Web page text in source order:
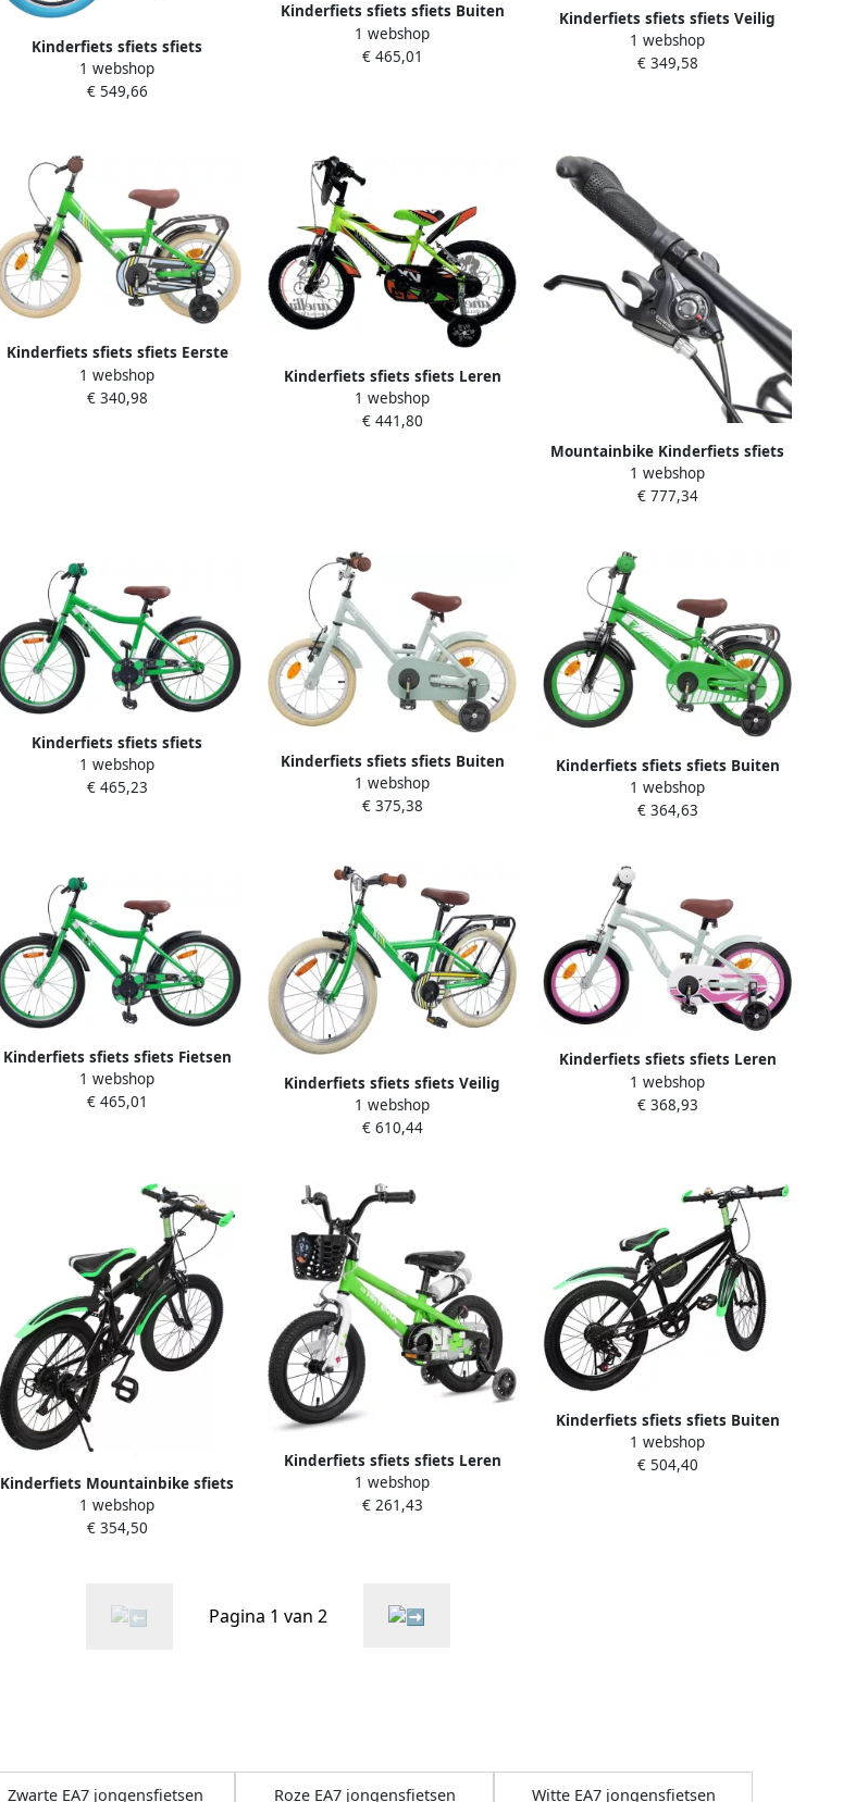
Kinderfiets sfiets sfiets
Fietstraining Buiten Stabiel
Stalen Frame 22 inch Groen
1 webshop
€ 549,66
Kinderfiets sfiets sfiets Buiten
Spelen Verstelbaar Stuur Zadel
18 inch Groen
1 webshop
€ 465,01
Kinderfiets sfiets sfiets Veilig
Leren Fietsen Verstelbaar Stuur
Zadel 16 Inch Groen
1 webshop
€ 349,58
Kinderfiets sfiets sfiets Eerste
Fiets Verstelbaar Stuur Zadel 12
inch Groen
1 webshop
€ 340,98
Kinderfiets sfiets sfiets Leren
Fietsen Met Zijwieltjes 14 inch
Neon Groen
1 webshop
€ 441,80
Mountainbike Kinderfiets sfiets
sfiets Buiten Fietsen Met
Spatborden 24 inch Groen
1 webshop
€ 777,34
Kinderfiets sfiets sfiets
Fietstraining Spelen Stabiel
Stalen Frame 18 inch Groen
1 webshop
€ 465,23
Kinderfiets sfiets sfiets Buiten
Fietsen Klassiek Ontwerp 16 Inch
Lichtgroen
1 webshop
€ 375,38
Kinderfiets sfiets sfiets Buiten
spelen Klassiek ontwerp 16 inch
Groen
1 webshop
€ 364,63
Kinderfiets sfiets sfiets Fietsen
Leren Verstelbaar Stuur Zadel 18
inch Groen
1 webshop
€ 465,01
Kinderfiets sfiets sfiets Veilig
Fietsen Verstelbaar Stuur Zadel
24 inch Groen
1 webshop
€ 610,44
Kinderfiets sfiets sfiets Leren
Fietsen Verstelbaar Zadel Stuur
14 inch Lichtgroen
1 webshop
€ 368,93
Kinderfiets Mountainbike sfiets
sfiets Buiten Fietsen 7
Versnellingen 20 inch Groen
1 webshop
€ 354,50
Kinderfiets sfiets sfiets Leren
Fietsen Inclusief d en Waterfles
12-20 inch Groen
1 webshop
€ 261,43
Kinderfiets sfiets sfiets Buiten
Fietsen 7 Versnellingen 20 inch
Groen
1 webshop
€ 504,40
Pagina 1 van 2
Zwarte EA7 jongensfietsen Roze EA7 jongensfietsen Witte EA7 jongensfietsen